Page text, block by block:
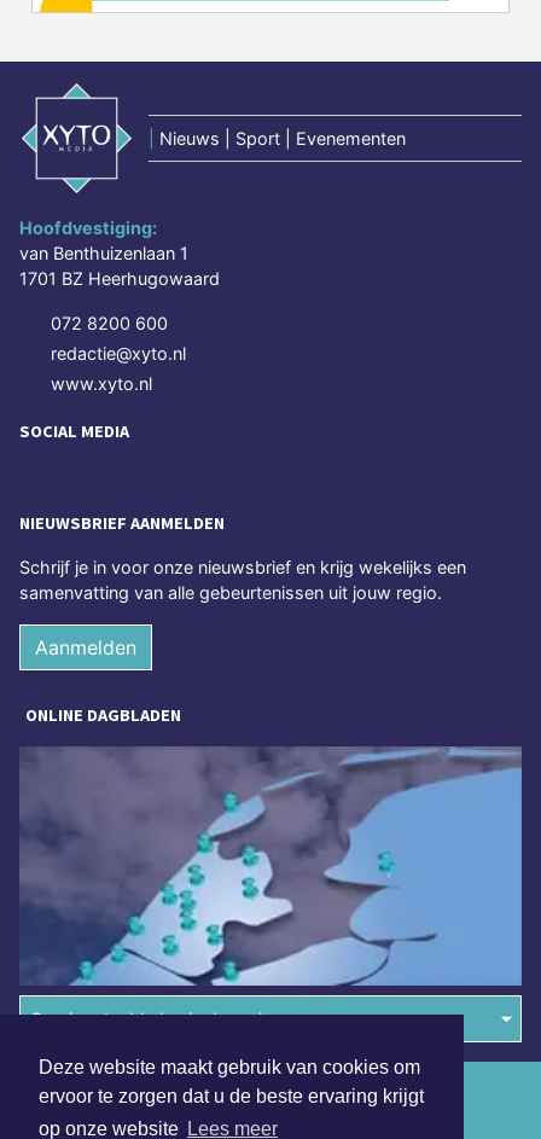
Deze website maakt gebruik van cookies om
ervoor te zorgen dat u de beste ervaring krijgt
op onze website Lees meer
Nieuws | Sport | Evenementen
Hoofdvestiging:
van Benthuizenlaan 1
1701 BZ Heerhugowaard
072 8200 600
redactie@xyto.nl
www.xyto.nl
SOCIAL MEDIA
NIEUWSBRIEF AANMELDEN
Schrijf je in voor onze nieuwsbrief en krijg wekelijks een
samenvatting van alle gebeurtenissen uit jouw regio.
Aanmelden
ONLINE DAGBLADEN
Overige dagbladen in de regio
Algemene voorwaarden
Disclaimer